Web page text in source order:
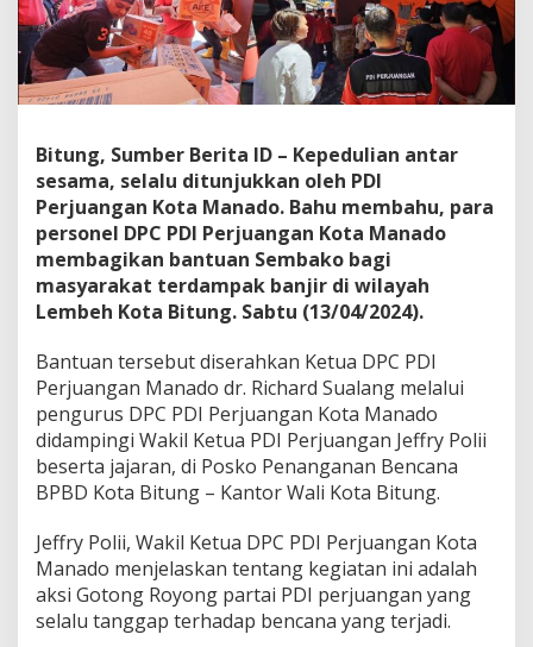
p
e
d
u
l
n
,
P
D
P
e
r
u
a
n
a
n
a
d
o
S
a
Bitung, Sumber Berita ID – Kepedulian antar
sesama, selalu ditunjukkan oleh PDI
Perjuangan Kota Manado. Bahu membahu, para
personel DPC PDI Perjuangan Kota Manado
membagikan bantuan Sembako bagi
masyarakat terdampak banjir di wilayah
Lembeh Kota Bitung. Sabtu (13/04/2024).
Bantuan tersebut diserahkan Ketua DPC PDI
Perjuangan Manado dr. Richard Sualang melalui
pengurus DPC PDI Perjuangan Kota Manado
didampingi Wakil Ketua PDI Perjuangan Jeffry Polii
beserta jajaran, di Posko Penanganan Bencana
BPBD Kota Bitung – Kantor Wali Kota Bitung.
Jeffry Polii, Wakil Ketua DPC PDI Perjuangan Kota
Manado menjelaskan tentang kegiatan ini adalah
aksi Gotong Royong partai PDI perjuangan yang
selalu tanggap terhadap bencana yang terjadi.